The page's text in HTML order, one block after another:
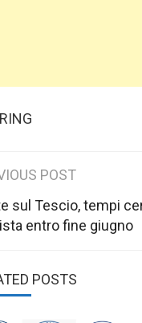
POST
sul Tescio, tempi
entro fine giugno
POSTS